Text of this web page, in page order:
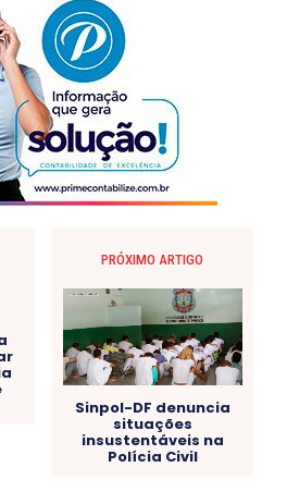
PRÓXIMO ARTIGO
Sinpol-DF denuncia
situações
insustentáveis na
Polícia Civil